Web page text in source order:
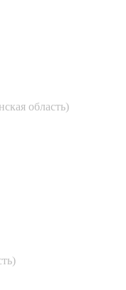
область)